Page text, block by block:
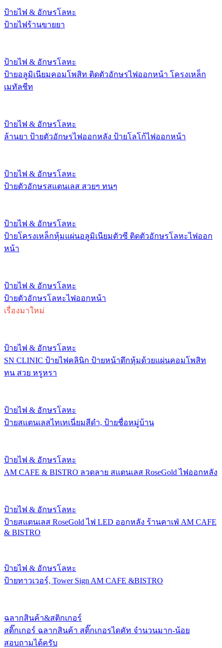
ป้ายไฟ & อักษรโลหะ
ป้ายไฟร้านขายยา
ป้ายไฟ & อักษรโลหะ
ป้ายอลูมิเนียมคอมโพสิท ติดตัวอักษรไฟออกหน้า โครงเหล็ก
เมทัลชีท
ป้ายไฟ & อักษรโลหะ
ล้านยา ป้ายตัวอักษรไฟออกหลัง ป้ายโลโก้ไฟออกหน้า
ป้ายไฟ & อักษรโลหะ
ป้ายตัวอักษรสแตนเลส สวยๆ ทนๆ
ป้ายไฟ & อักษรโลหะ
ป้ายโครงเหล็กหุ้มแผ่นอลูมิเนียมตัวซี ติดตัวอักษรโลหะไฟออก
หน้า
ป้ายไฟ & อักษรโลหะ
ป้ายตัวอักษรโลหะไฟออกหน้า
เรื่องมาใหม่
ป้ายไฟ & อักษรโลหะ
SN CLINIC ป้ายไฟคลินิก ป้ายหน้าตึกหุ้มด้วยแผ่นคอมโพสิท
ทน สวย หรูหรา
ป้ายไฟ & อักษรโลหะ
ป้ายสแตนเลสไทเทเนี่ยมสีดำ, ป้ายชื่อหมู่บ้าน
ป้ายไฟ & อักษรโลหะ
AM CAFE & BISTRO ลวดลาย สแตนเลส RoseGold ไฟออกหลัง
ป้ายไฟ & อักษรโลหะ
ป้ายสแตนเลส RoseGold ไฟ LED ออกหลัง ร้านคาเฟ่ AM CAFE
& BISTRO
ป้ายไฟ & อักษรโลหะ
ป้ายทาวเวอร์, Tower Sign AM CAFE &BISTRO
ฉลากสินค้า&สติกเกอร์
สติ๊กเกอร์ ฉลากสินค้า สติ๊กเกอรไดคัท จำนวนมาก-น้อย
สอบถามได้ครับ